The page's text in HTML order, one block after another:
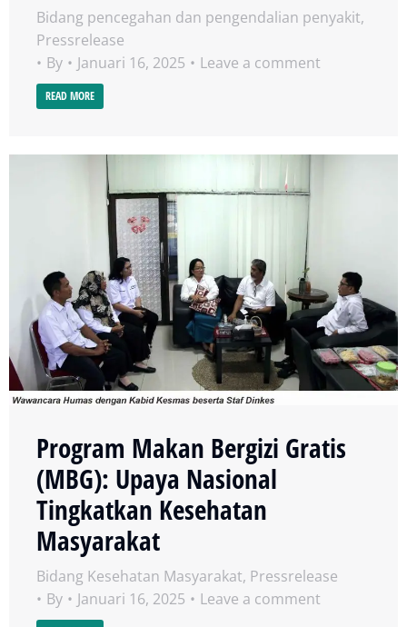
Bidang pencegahan dan pengendalian penyakit,
Pressrelease
By
Januari 16, 2025 Leave a comment
READ MORE
Program Makan Bergizi Gratis
(MBG): Upaya Nasional
Tingkatkan Kesehatan
Masyarakat
Bidang Kesehatan Masyarakat, Pressrelease
By
Januari 16, 2025 Leave a comment